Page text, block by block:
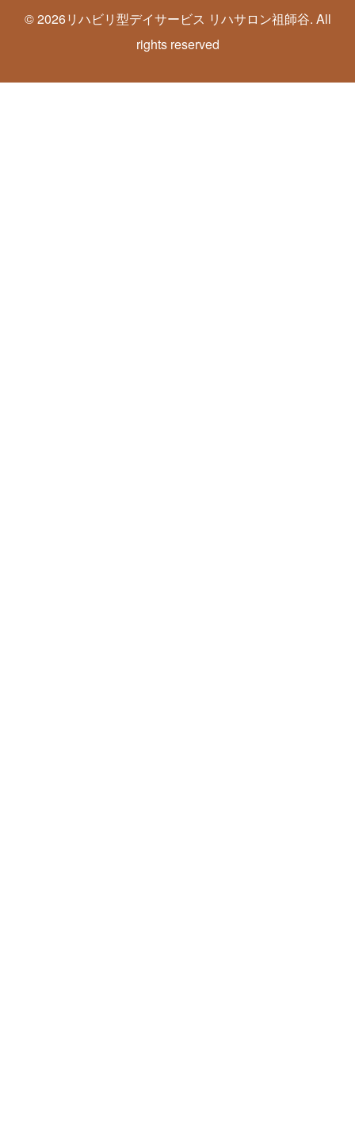
©2026リハビリ型デイサービス リハサロン祖師谷. All
rights reserved